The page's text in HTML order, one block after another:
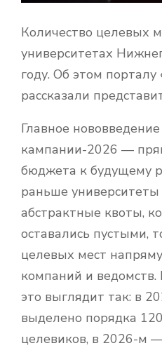
Ю
Количество целевых
университетах
году. Об этом
рассказали
Главное
кампании-2026 —
бюджета к будущему
раньше университеты
абстрактные квоты,
оставались пустыми,
целевых мест
компаний и
это выглядит так: в
выделено порядка
целевиков, в 2026-м